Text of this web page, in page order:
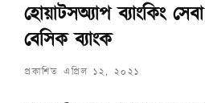
হোয়াটসঅ্যাপ ব্যাংকিং
বেসিক ব্যাংক
প্রকাশিত এপ্রিল ১২, ২০২১